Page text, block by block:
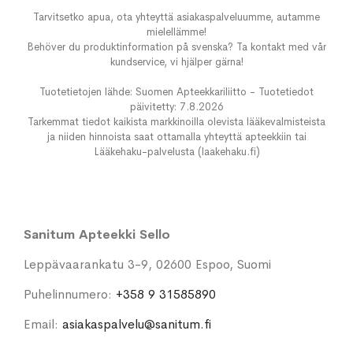
Tarvitsetko apua, ota yhteyttä asiakaspalveluumme, autamme
mielellämme!
Behöver du produktinformation på svenska? Ta kontakt med vår
kundservice, vi hjälper gärna!
Tuotetietojen lähde: Suomen Apteekkariliitto - Tuotetiedot
päivitetty: 7.8.2026
Tarkemmat tiedot kaikista markkinoilla olevista lääkevalmisteista
ja niiden hinnoista saat ottamalla yhteyttä apteekkiin tai
Lääkehaku-palvelusta (laakehaku.fi)
Sanitum Apteekki Sello
Leppävaarankatu 3-9, 02600 Espoo, Suomi
Puhelinnumero: +358 9 31585890
Email: asiakaspalvelu@sanitum.fi